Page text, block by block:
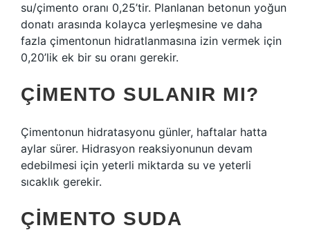
su/çimento oranı 0,25’tir. Planlanan betonun yoğun
donatı arasında kolayca yerleşmesine ve daha
fazla çimentonun hidratlanmasına izin vermek için
0,20’lik ek bir su oranı gerekir.
ÇIMENTO SULANIR MI?
Çimentonun hidratasyonu günler, haftalar hatta
aylar sürer. Hidrasyon reaksiyonunun devam
edebilmesi için yeterli miktarda su ve yeterli
sıcaklık gerekir.
ÇIMENTO SUDA